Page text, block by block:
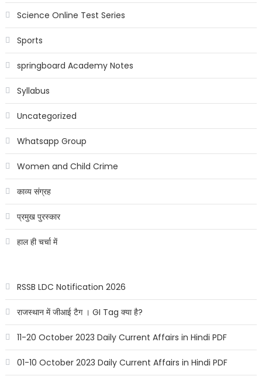
Science Online Test Series
Sports
springboard Academy Notes
Syllabus
Uncategorized
Whatsapp Group
Women and Child Crime
काव्य संग्रह
प्रमुख पुरस्कार
हाल ही चर्चा में
RSSB LDC Notification 2026
राजस्थान में जीआई टैग । GI Tag क्या है?
11-20 October 2023 Daily Current Affairs in Hindi PDF
01-10 October 2023 Daily Current Affairs in Hindi PDF